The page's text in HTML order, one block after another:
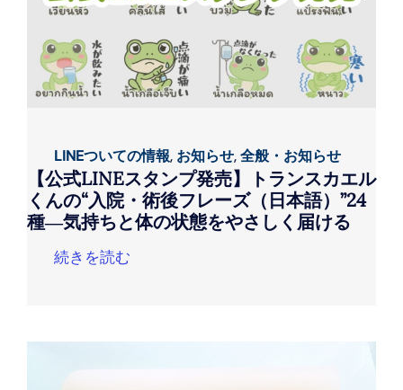
LINEついての情報, お知らせ,全般・お知らせ
【公式LINEスタンプ発売】トランスカエル
くんの“入院・術後フレーズ（日本語）”24
種―気持ちと体の状態をやさしく届ける
続きを読む